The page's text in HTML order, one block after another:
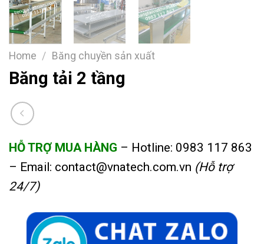
Home / Băng chuyền sản xuất
Băng tải 2 tầng
HỖ TRỢ MUA HÀNG – Hotline: 0983 117 863
– Email: contact@vnatech.com.vn (Hỗ trợ
24/7)